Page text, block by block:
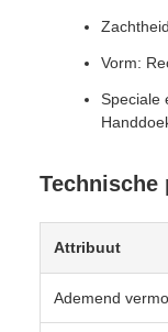
Vorm:
Speciale
Technische
Attribuut
Ademend